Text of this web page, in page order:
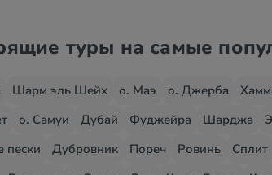
туры на самые
Шарм эль Шейх о. Маэ о. Джерба
о. Самуи Дубай Фуджейра Шарджа
пески
Дубровник Пореч Ровинь Сплит